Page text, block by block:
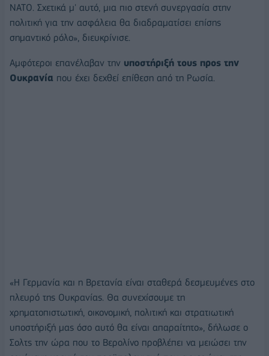
ΝΑΤΟ. Σχετικά μ' αυτό, μια πιο στενή συνεργασία στην
πολιτική για την ασφάλεια θα διαδραματίσει επίσης
σημαντικό ρόλο», διευκρίνισε.
Αμφότεροι επανέλαβαν την υποστήριξή τους προς την
Ουκρανία που έχει δεχθεί επίθεση από τη Ρωσία.
«Η Γερμανία και η Βρετανία είναι σταθερά δεσμευμένες στο
πλευρό της Ουκρανίας. Θα συνεχίσουμε τη
χρηματοπιστωτική, οικονομική, πολιτική και στρατιωτική
υποστήριξή μας όσο αυτό θα είναι απαραίτητο», δήλωσε ο
Σολτς την ώρα που το Βερολίνο προβλέπει να μειώσει την